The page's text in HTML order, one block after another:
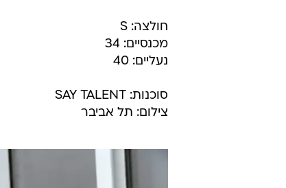
חולצה: S
מכנסיים: 34
נעליים: 40
סוכנות: SAY TALENT
צילום: תל אביבר